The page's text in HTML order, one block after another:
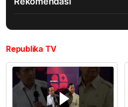
Republika TV